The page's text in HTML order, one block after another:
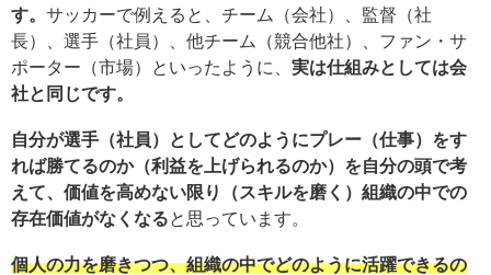
す。 サッカーで例えると、チーム（会社）、監督（社
長）、選手（社員）、他チーム（競合他社）、ファン・サ
ポーター（市場）といったように、 実は仕組みとしては会
社と同じです。
自分が選手（社員）としてどのようにプレー（仕事）をす
れば勝てるのか（利益を上げられるのか）を自分の頭で考
えて、価値を高めない限り（スキルを磨く）組織の中での
存在価値がなくなると思っています。
個人の力を磨きつつ、組織の中でどのように活躍できるの